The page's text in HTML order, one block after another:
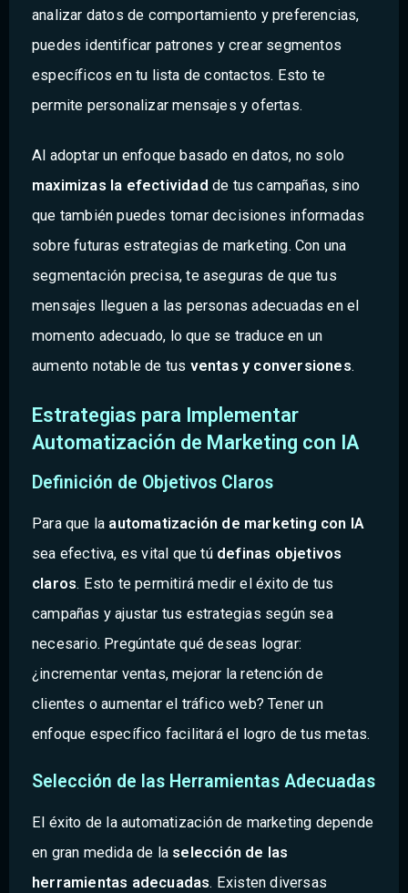
analizar datos de comportamiento y preferencias,
puedes identificar patrones y crear segmentos
específicos en tu lista de contactos. Esto te
permite personalizar mensajes y ofertas.
Al adoptar un enfoque basado en datos, no solo
maximizas la efectividad de tus campañas, sino
que también puedes tomar decisiones informadas
sobre futuras estrategias de marketing. Con una
segmentación precisa, te aseguras de que tus
mensajes lleguen a las personas adecuadas en el
momento adecuado, lo que se traduce en un
aumento notable de tus ventas y conversiones.
Estrategias para Implementar
Automatización de Marketing con IA
Definición de Objetivos Claros
Para que la automatización de marketing con IA
sea efectiva, es vital que tú definas objetivos
claros. Esto te permitirá medir el éxito de tus
campañas y ajustar tus estrategias según sea
necesario. Pregúntate qué deseas lograr:
¿incrementar ventas, mejorar la retención de
clientes o aumentar el tráfico web? Tener un
enfoque específico facilitará el logro de tus metas.
Selección de las Herramientas Adecuadas
El éxito de la automatización de marketing depende
en gran medida de la selección de las
herramientas adecuadas. Existen diversas